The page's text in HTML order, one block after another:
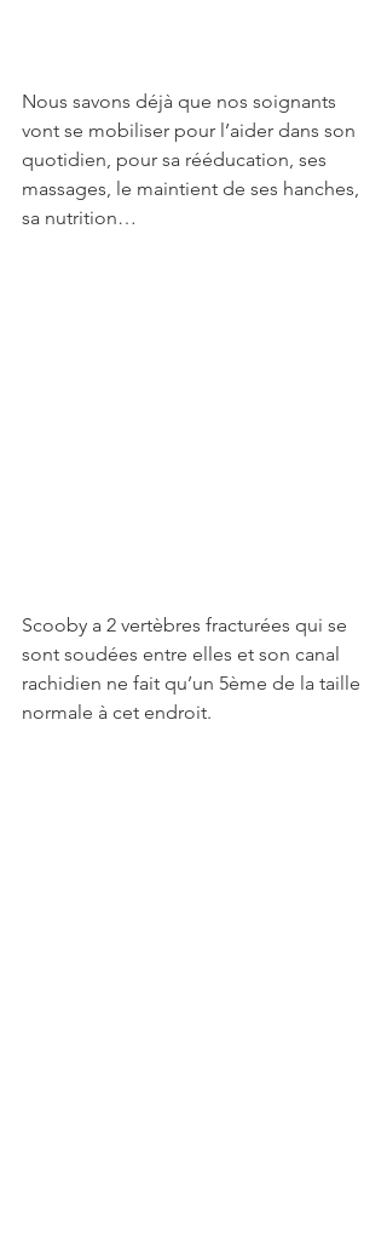
Nous savons déjà que nos soignants
vont se mobiliser pour l’aider dans son
quotidien, pour sa rééducation, ses
massages, le maintient de ses hanches,
sa nutrition…
Scooby a 2 vertèbres fracturées qui se
sont soudées entre elles et son canal
rachidien ne fait qu’un 5ème de la taille
normale à cet endroit.